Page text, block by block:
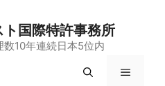
ト国際特許事務所
10年連続日本5位内
メ